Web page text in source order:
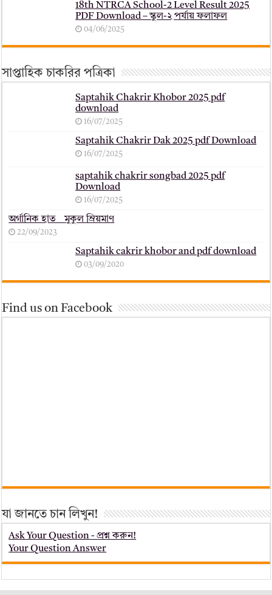
18th NTRCA School-2 Level Result 2025
PDF Download – স্কুল-২ পর্যায় ফলাফল
04/06/2025
সাপ্তাহিক চাকরির পত্রিকা
Saptahik Chakrir Khobor 2025 pdf
download
16/07/2025
Saptahik Chakrir Dak 2025 pdf Download
16/07/2025
saptahik chakrir songbad 2025 pdf
Download
16/07/2025
অর্গানিক হাত _ মুকুল ম্রিয়মাণ
22/09/2023
Saptahik cakrir khobor and pdf download
03/09/2020
Find us on Facebook
যা জানতে চান লিখুন!
Ask Your Question - প্রশ্ন করুন!
Your Question Answer